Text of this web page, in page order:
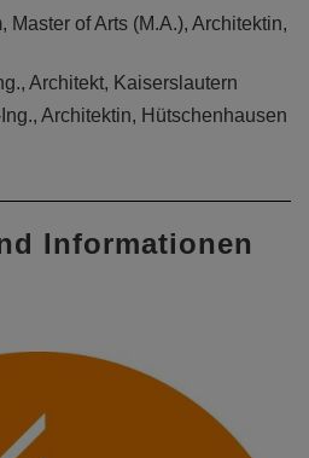
Master of Arts (M.A.), Architektin,
Architekt, Kaiserslautern
Architektin, Hütschenhausen
Informationen